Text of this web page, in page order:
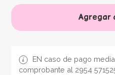
Agregar
EN caso de pago
comprobante al 2954